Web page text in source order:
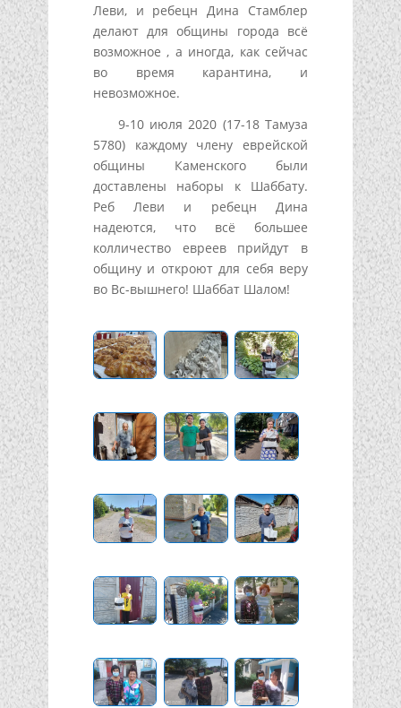
Леви, и ребецн Дина Стамблер
делают для общины города всё
возможное , а иногда, как сейчас
во время карантина, и
невозможное.
9-10 июля 2020 (17-18 Тамуза
5780) каждому члену еврейской
общины Каменского были
доставлены наборы к Шаббату.
Реб Леви и ребецн Дина
надеются, что всё большее
колличество евреев прийдут в
общину и откроют для себя веру
во Вс-вышнего! Шаббат Шалом!